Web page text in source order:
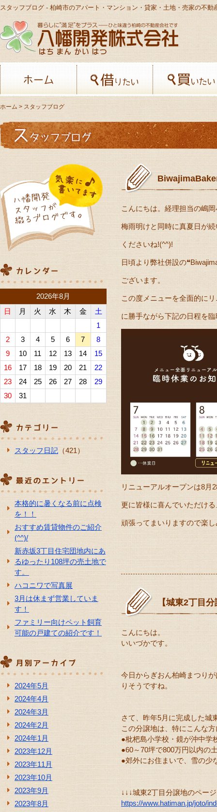
スタッフブログ - 柏崎市のアパート・マンション・貸家・土地・売家の不動
ホーム 借りたい
ホーム > スタッフブログ
2026年8月
日
月 火 水 木 金
土
1
2
3 4 5 6 7
8
9
10 11 12 13 14
15
16
17 18 19 20 21
22
23
24 25 26 27 28
29
30
31
スタッフ日記 （421）
本格的に暑くなる前に点検
を！！
おすすめ賃貸物件のご紹介
(^^)/
新赤坂3丁目住宅団地内にあ
るゆったり108坪の売土地で
す。
ハコニワで写真展
3月は休まず営業していま
す！
ファミリー向けペット飼育
可能の戸建ての紹介です！
2024年5月
2024年4月
2024年3月
2024年2月
2024年1月
2023年12月
2023年11月
2023年10月
2023年9月
2023年8月
こんにちは。経理担当の嶋
梅雨明けと同時に真夏日が
くださいね!(^^)!
日頃より弊社併設の
ございます。
この度メニューを全面的に
に勝手ながら下記の日程を
リニューアルオープンは8月
更に皆様に喜んでいただけ
頑張ってまいりますので楽
【城東2丁目
こんにちは。
いいづかです。
今日からぎおん柏崎まつり
りそうですね。
さて、昨年5月に完成した城
この分譲地は、特にこんな
●枇杷島小学校・鏡が沖中学
●60～70坪で800万円以内の
●郊外にお住まいで、雪の少
↓↓↓城東2丁目分譲地のペー
https://www.hatiman.jp/joto/